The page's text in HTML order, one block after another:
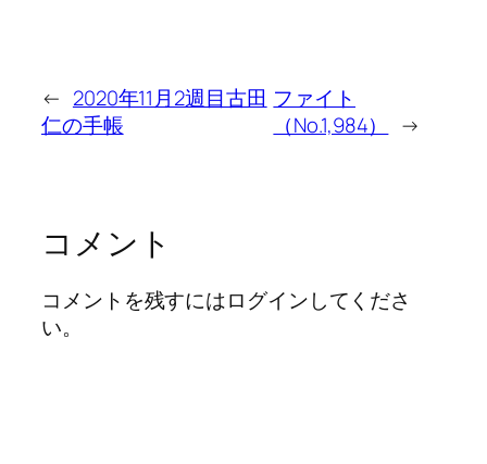
← 2020年11月2週目古田
仁の手帳
ファイト
（No.1,984）
→
コメント
コメントを残すにはログインしてくださ
い。